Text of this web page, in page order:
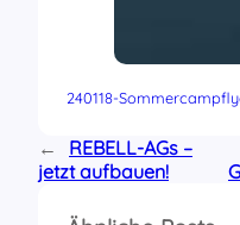
240118-
←
REBELL-AGs –
jetzt aufbauen!